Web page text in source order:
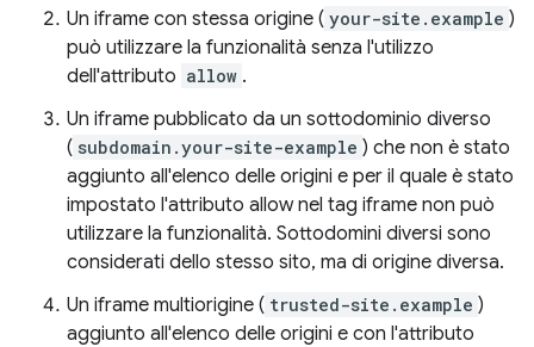
Un iframe con stessa origine ( your-site.example )
può utilizzare la funzionalità senza l'utilizzo
dell'attributo allow .
Un iframe pubblicato da un sottodominio diverso
( subdomain.your-site-example ) che non è stato
aggiunto all'elenco delle origini e per il quale è stato
impostato l'attributo allow nel tag iframe non può
utilizzare la funzionalità. Sottodomini diversi sono
considerati dello stesso sito, ma di origine diversa.
Un iframe multiorigine ( trusted-site.example )
aggiunto all'elenco delle origini e con l'attributo